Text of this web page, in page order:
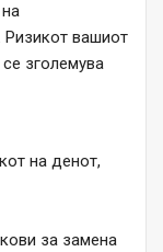
Ризикот вашиот
зголемува
на денот,
за замена